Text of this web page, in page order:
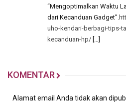
“Mengoptimalkan Waktu
dari Kecanduan Gadget”.
uho-kendari-berbagi-tips-
kecanduan-hp/ […]
KOMENTAR
Alamat email Anda tidak akan